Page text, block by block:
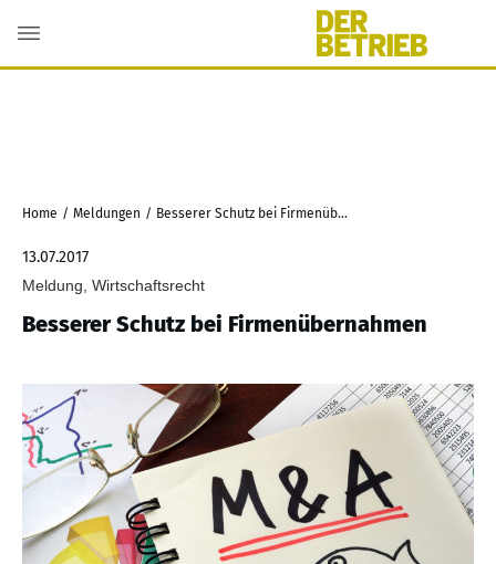
Home / Meldungen / Besserer Schutz bei Firmenübernahmen
13.07.2017
Meldung, Wirtschaftsrecht
Besserer Schutz bei Firmenübernahmen